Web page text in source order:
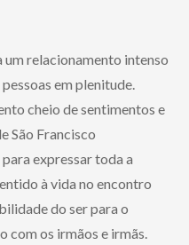
um relacionamento intenso
em plenitude.
cheio de sentimentos e
São Francisco
expressar toda a
à vida no encontro
do ser para o
com os irmãos e irmãs.